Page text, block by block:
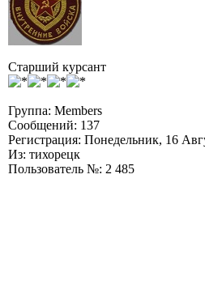
Старший курсант
Группа: Members
Сообщений: 137
Регистрация: Понедельник, 16
Из: тихорецк
Пользователь №: 2 485